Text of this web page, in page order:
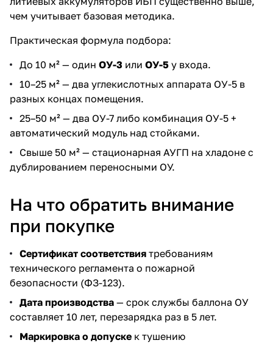
чем учитывает базовая методика.
Практическая формула подбора:
До 10 м² — один ОУ-3 или ОУ-5 у входа.
10–25 м² — два углекислотных аппарата ОУ-5 в
разных концах помещения.
25–50 м² — два ОУ-7 либо комбинация ОУ-5 +
автоматический модуль над стойками.
Свыше 50 м² — стационарная АУГП на хладоне с
дублированием переносными ОУ.
На что обратить внимание
при покупке
Сертификат соответствия требованиям
технического регламента о пожарной
безопасности (ФЗ-123).
Дата производства — срок службы баллона ОУ
составляет 10 лет, перезарядка раз в 5 лет.
Маркировка о допуске к тушению